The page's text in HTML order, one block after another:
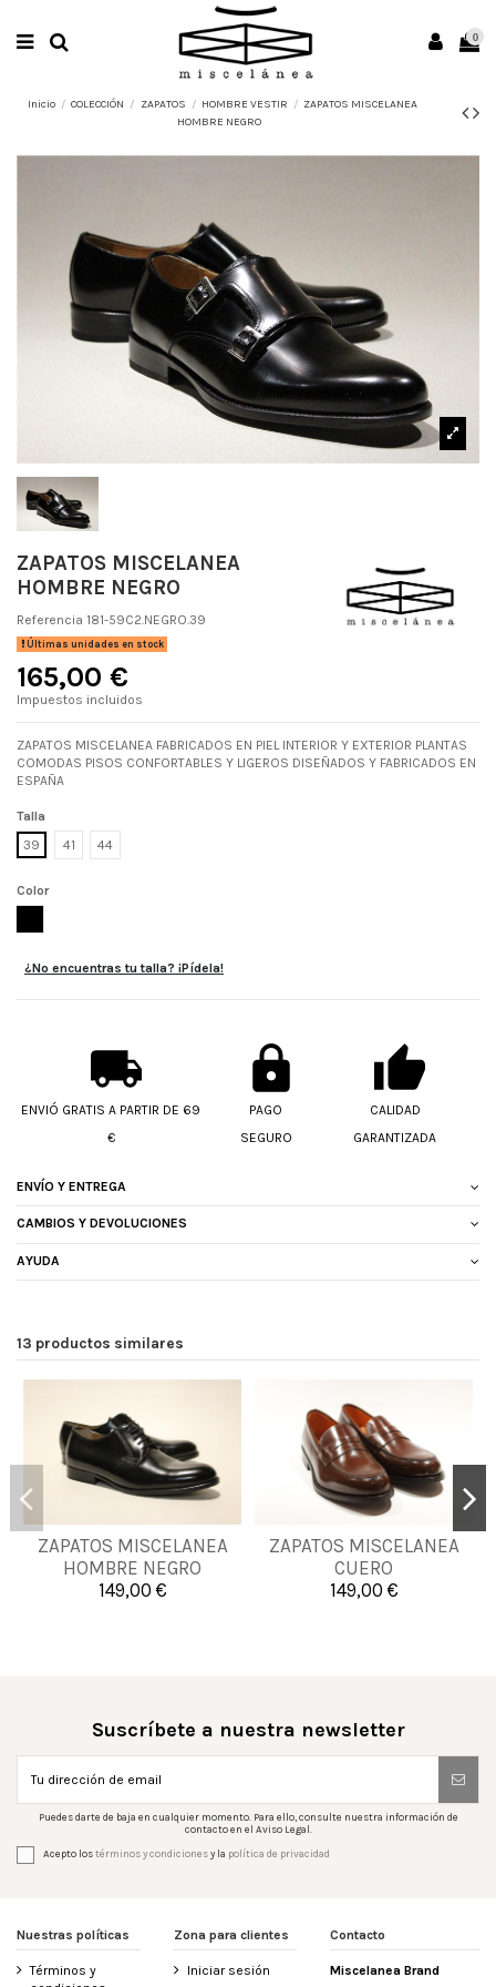
0
Inicio COLECCIÓN ZAPATOS HOMBRE VESTIR
ZAPATOS MISCELANEA
HOMBRE NEGRO
ZAPATOS MISCELANEA
HOMBRE NEGRO
Referencia 181-59C2.NEGRO.39
Últimas unidades en stock
165,00 €
Impuestos incluidos
ZAPATOS MISCELANEA FABRICADOS EN PIEL INTERIOR Y EXTERIOR PLANTAS
COMODAS PISOS CONFORTABLES Y LIGEROS DISEÑADOS Y FABRICADOS EN
ESPAÑA
Talla
39
41 44
Color
¿No encuentras tu talla? ¡Pídela!
ENVIÓ GRATIS A PARTIR DE 69
€
PAGO
SEGURO
CALIDAD
GARANTIZADA
ENVÍO Y ENTREGA
CAMBIOS Y DEVOLUCIONES
AYUDA
13 productos similares
ZAPATOS MISCELANEA
HOMBRE NEGRO
149,00 €
38 39 40
41
43 44 45
ZAPATOS MISCELANEA
CUERO
149,00 €
40 41 44
Añadir al carrito
Suscríbete a nuestra newsletter
Puedes darte de baja en cualquier momento. Para ello, consulte nuestra información de
contacto en el Aviso Legal.
Acepto lostérminos y condicionesy la política de privacidad
Nuestras políticas
Términos y
Zona para clientes
Iniciar sesión
Contacto
Miscelanea Brand